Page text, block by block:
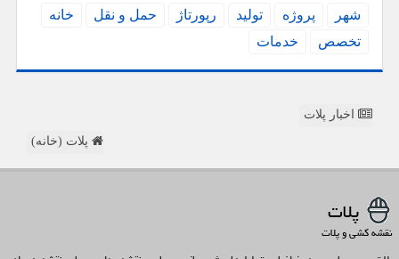
شهر پروژه تولید رپورتاژ حمل و نقل
خانه
تخصص
خدمات
اخبار پلات
پلات (خانه)
پلات
نقشه کشی و پلات